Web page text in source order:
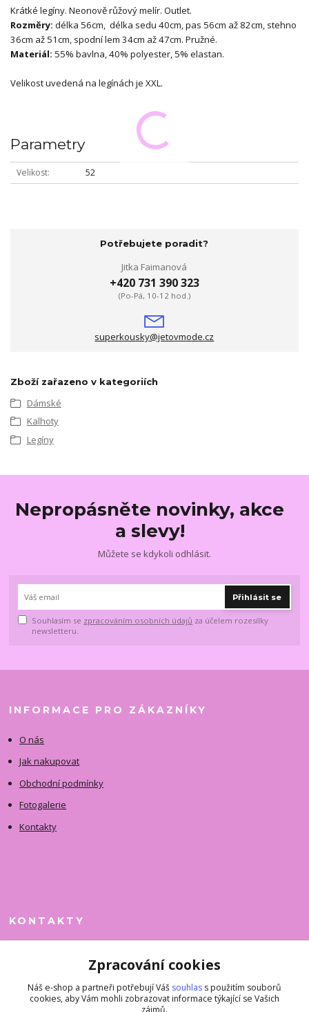
Krátké legíny. Neonově růžový melír. Outlet.
Rozměry: délka 56cm, délka sedu 40cm, pas 56cm až 82cm, stehno
36cm až 51cm, spodní lem 34cm až 47cm. Pružné.
Materiál: 55% bavlna, 40% polyester, 5% elastan.
Velikost uvedená na legínách je XXL.
Parametry
Velikost 52
Potřebujete poradit?
Jitka Faimanová
+420 731 390 323
(Po-Pá, 10-12 hod.)
superkousky@jetovmode.cz
Zboží zařazeno v kategoriích
Dámské
Kalhoty
Legíny
Nepropásněte novinky, akce
a slevy!
Můžete se kdykoli odhlásit.
Přihlásit se
Souhlasím se zpracováním osobních údajů za účelem rozesílky
newsletteru.
INFORMACE PRO ZÁKAZNÍKY
O nás
Jak nakupovat
Obchodní podmínky
Fotogalerie
Kontakty
KONTAKTY
+420 731 390 323
superkousky@jetovmode.cz
Zpracování cookies
Náš e-shop a partneři potřebují Váš souhlas s použitím souborů
cookies, aby Vám mohli zobrazovat informace týkající se Vašich
zájmů.